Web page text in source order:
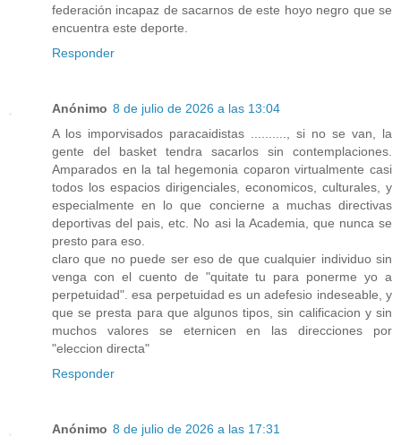
federación incapaz de sacarnos de este hoyo negro que se
encuentra este deporte.
Responder
Anónimo 8 de julio de 2026 a las 13:04
A los imporvisados paracaidistas .........., si no se van, la
gente del basket tendra sacarlos sin contemplaciones.
Amparados en la tal hegemonia coparon virtualmente casi
todos los espacios dirigenciales, economicos, culturales, y
especialmente en lo que concierne a muchas directivas
deportivas del pais, etc. No asi la Academia, que nunca se
presto para eso.
claro que no puede ser eso de que cualquier individuo sin
venga con el cuento de "quitate tu para ponerme yo a
perpetuidad". esa perpetuidad es un adefesio indeseable, y
que se presta para que algunos tipos, sin calificacion y sin
muchos valores se eternicen en las direcciones por
"eleccion directa"
Responder
Anónimo 8 de julio de 2026 a las 17:31